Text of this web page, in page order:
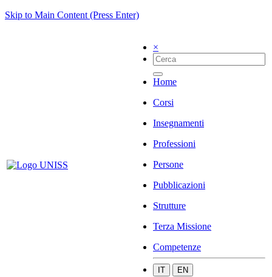
Skip to Main Content (Press Enter)
×
Home
Corsi
Insegnamenti
Professioni
Persone
Pubblicazioni
Strutture
Terza Missione
Competenze
IT EN